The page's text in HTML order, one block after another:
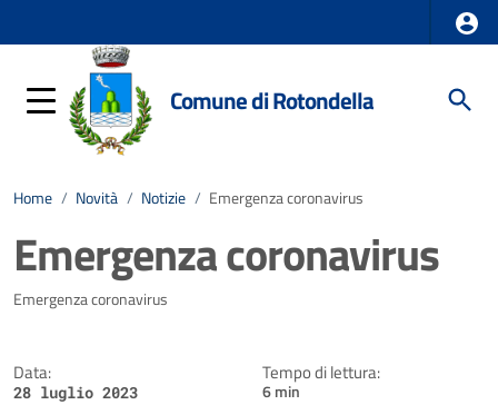
Comune di Rotondella
Home / Novità / Notizie / Emergenza coronavirus
Emergenza coronavirus
Dettagli della notizia
Emergenza coronavirus
Data:
28 luglio 2023
Tempo di lettura:
6 min